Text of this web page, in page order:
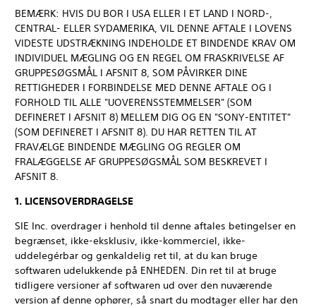
BEMÆRK: HVIS DU BOR I USA ELLER I ET LAND I NORD-,
CENTRAL- ELLER SYDAMERIKA, VIL DENNE AFTALE I LOVENS
VIDESTE UDSTRÆKNING INDEHOLDE ET BINDENDE KRAV OM
INDIVIDUEL MÆGLING OG EN REGEL OM FRASKRIVELSE AF
GRUPPESØGSMÅL I AFSNIT 8, SOM PÅVIRKER DINE
RETTIGHEDER I FORBINDELSE MED DENNE AFTALE OG I
FORHOLD TIL ALLE "UOVERENSSTEMMELSER" (SOM
DEFINERET I AFSNIT 8) MELLEM DIG OG EN "SONY-ENTITET"
(SOM DEFINERET I AFSNIT 8). DU HAR RETTEN TIL AT
FRAVÆLGE BINDENDE MÆGLING OG REGLER OM
FRALÆGGELSE AF GRUPPESØGSMÅL SOM BESKREVET I
AFSNIT 8.
1. LICENSOVERDRAGELSE
SIE Inc. overdrager i henhold til denne aftales betingelser en
begrænset, ikke-eksklusiv, ikke-kommerciel, ikke-
uddelegérbar og genkaldelig ret til, at du kan bruge
softwaren udelukkende på ENHEDEN. Din ret til at bruge
tidligere versioner af softwaren ud over den nuværende
version af denne ophører, så snart du modtager eller har den